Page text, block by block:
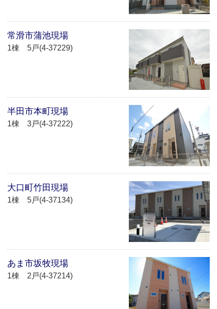
常滑市蒲池現場
1棟 5戸(4-37229)
半田市本町現場
1棟 3戸(4-37222)
大口町竹田現場
1棟 5戸(4-37134)
あま市坂牧現場
1棟 2戸(4-37214)